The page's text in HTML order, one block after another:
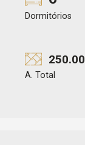
Dormitórios
A. Total